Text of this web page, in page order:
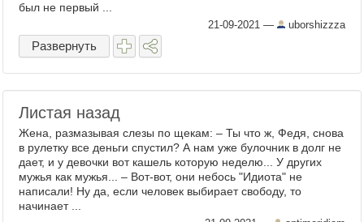
был не первый ...
21-09-2021 — uborshizzza
Развернуть
Листая назад
Жена, размазывая слезы по щекам: – Ты что ж, Федя, снова
в рулетку все деньги спустил? А нам уже булочник в долг не
дает, и у девочки вот кашель которую неделю... У других
мужья как мужья... – Вот-вот, они небось "Идиота" не
написали! Ну да, если человек выбирает свободу, то
начинает ...